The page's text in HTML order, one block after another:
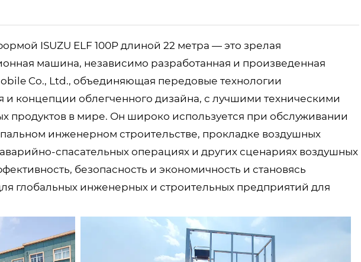
ISUZU ELF 100P длиной 22 метра — это зрелая
машина, независимо разработанная и произведенная
Co., Ltd., объединяющая передовые технологии
и концепции облегченного дизайна, с лучшими техническими
продуктов в мире. Он широко используется при обслуживании
инженерном строительстве, прокладке воздушных
спасательных операциях и других сценариях воздушных
безопасность и экономичность и становясь
глобальных инженерных и строительных предприятий для